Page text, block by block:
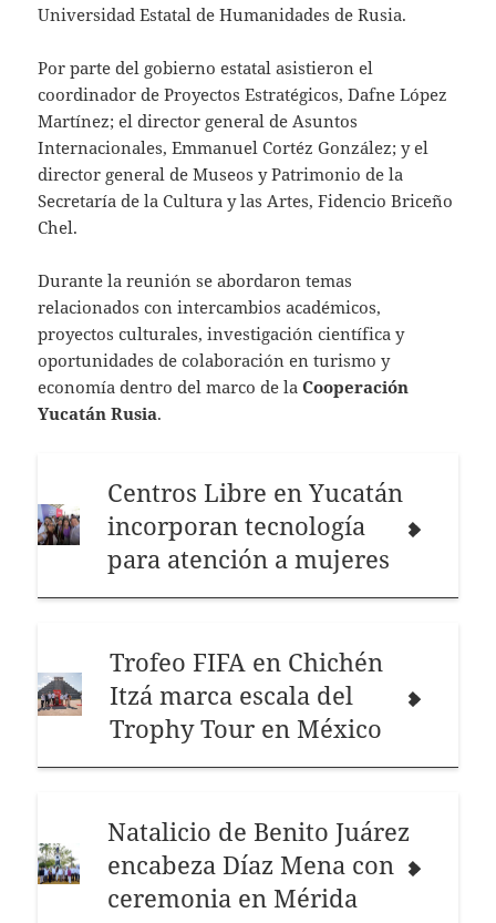
Universidad Estatal de Humanidades de Rusia.
Por parte del gobierno estatal asistieron el
coordinador de Proyectos Estratégicos, Dafne López
Martínez; el director general de Asuntos
Internacionales, Emmanuel Cortéz González; y el
director general de Museos y Patrimonio de la
Secretaría de la Cultura y las Artes, Fidencio Briceño
Chel.
Durante la reunión se abordaron temas
relacionados con intercambios académicos,
proyectos culturales, investigación científica y
oportunidades de colaboración en turismo y
economía dentro del marco de laCooperación
Yucatán Rusia.
Centros Libre en Yucatán
incorporan tecnología
para atención a mujeres
Trofeo FIFA en Chichén
Itzá marca escala del
Trophy Tour en México
Natalicio de Benito Juárez
encabeza Díaz Mena con
ceremonia en Mérida